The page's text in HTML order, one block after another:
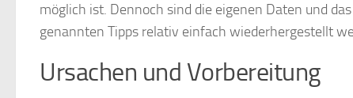
möglich ist. Dennoch sind die eigenen Daten und
genannten Tipps relativ einfach wiederhergestellt
Ursachen und Vorbereitung